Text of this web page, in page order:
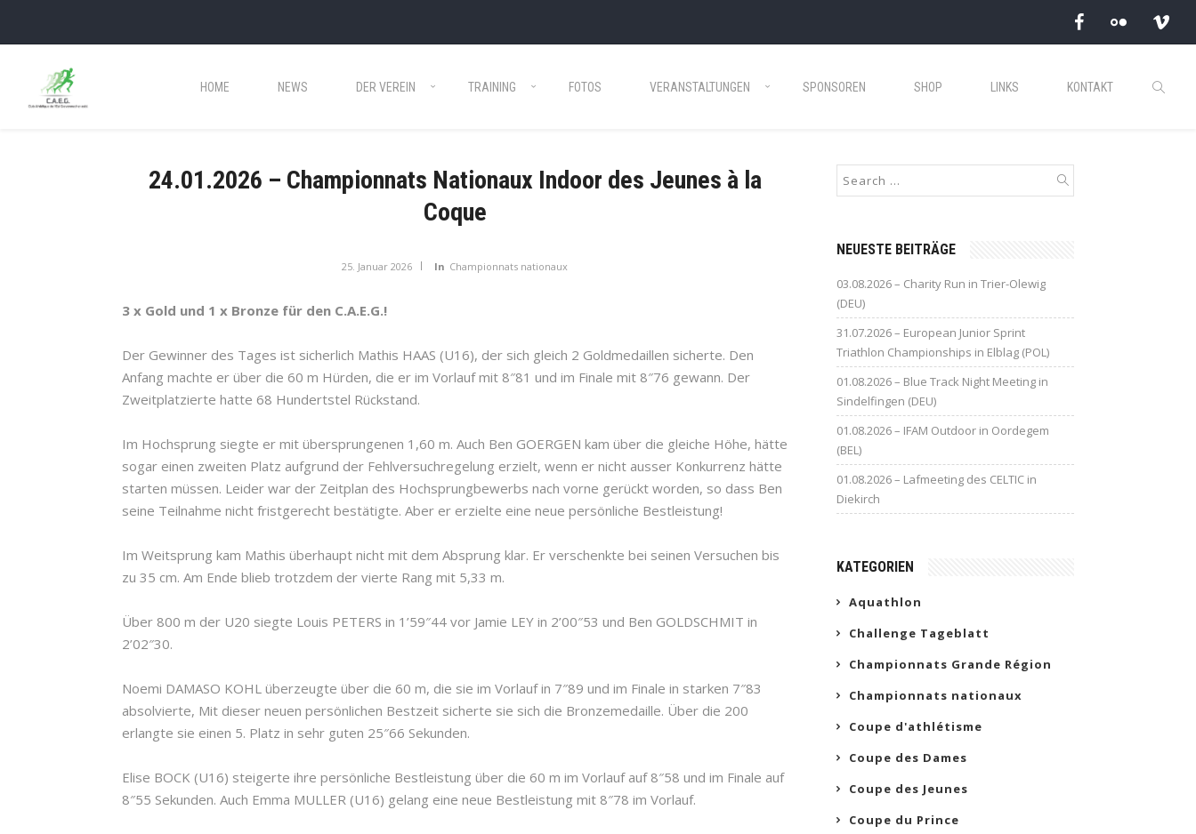
HOME NEWS DER VEREIN TRAINING FOTOS VERANSTALTUNGEN SPONSOREN SHOP LINKS KONTAKT
24.01.2026 – Championnats Nationaux Indoor des Jeunes à la
Coque
25. Januar 2026 In Championnats nationaux
3 x Gold und 1 x Bronze für den C.A.E.G.!
Der Gewinner des Tages ist sicherlich Mathis HAAS (U16), der sich gleich 2 Goldmedaillen sicherte. Den
Anfang machte er über die 60 m Hürden, die er im Vorlauf mit 8″81 und im Finale mit 8″76 gewann. Der
Zweitplatzierte hatte 68 Hundertstel Rückstand.
Im Hochsprung siegte er mit übersprungenen 1,60 m. Auch Ben GOERGEN kam über die gleiche Höhe, hätte
sogar einen zweiten Platz aufgrund der Fehlversuchregelung erzielt, wenn er nicht ausser Konkurrenz hätte
starten müssen. Leider war der Zeitplan des Hochsprungbewerbs nach vorne gerückt worden, so dass Ben
seine Teilnahme nicht fristgerecht bestätigte. Aber er erzielte eine neue persönliche Bestleistung!
Im Weitsprung kam Mathis überhaupt nicht mit dem Absprung klar. Er verschenkte bei seinen Versuchen bis
zu 35 cm. Am Ende blieb trotzdem der vierte Rang mit 5,33 m.
Über 800 m der U20 siegte Louis PETERS in 1’59″44 vor Jamie LEY in 2’00″53 und Ben GOLDSCHMIT in
2’02″30.
Noemi DAMASO KOHL überzeugte über die 60 m, die sie im Vorlauf in 7″89 und im Finale in starken 7″83
absolvierte, Mit dieser neuen persönlichen Bestzeit sicherte sie sich die Bronzemedaille. Über die 200
erlangte sie einen 5. Platz in sehr guten 25″66 Sekunden.
Elise BOCK (U16) steigerte ihre persönliche Bestleistung über die 60 m im Vorlauf auf 8″58 und im Finale auf
8″55 Sekunden. Auch Emma MULLER (U16) gelang eine neue Bestleistung mit 8″78 im Vorlauf.
NEUESTE BEITRÄGE
03.08.2026 – Charity Run in Trier-Olewig
(DEU)
31.07.2026 – European Junior Sprint
Triathlon Championships in Elblag (POL)
01.08.2026 – Blue Track Night Meeting in
Sindelfingen (DEU)
01.08.2026 – IFAM Outdoor in Oordegem
(BEL)
01.08.2026 – Lafmeeting des CELTIC in
Diekirch
KATEGORIEN
Aquathlon
Challenge Tageblatt
Championnats Grande Région
Championnats nationaux
Coupe d'athlétisme
Coupe des Dames
Coupe des Jeunes
Coupe du Prince